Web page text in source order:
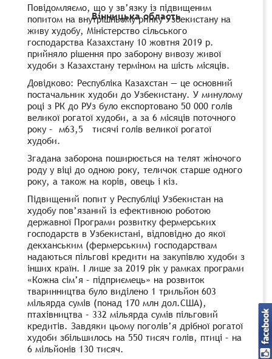
Вінницька область
Повідомляємо, що у зв’язку із підвищеним
попитом на внутрішньому ринку Узбекистану на
живу худобу, Міністерство сільського
господарства Казахстану 10 жовтня 2019 р.
прийняло рішення про заборону вивозу живої
худоби з Казахстану терміном на шість місяців.
Довідково: Республіка Казахстан — це основний
постачальник худоби до Узбекистану. У минулому
році з РК до РУз було експортовано 50 000 голів
великої рогатої худоби, а за 6 місяців поточного
року – м63,5 тисячі голів великої рогатої
худоби.
Згадана заборона поширюється на телят жіночого
роду у віці до одною року, теличок старше одного
року, а також на корів, овець і кіз.
Підвищений попит у Республіці Узбекистан на
худобу пов’язаний із ефективною роботою
державної Програми розвитку фермерських
господарств в Узбекистані, відповідно до якої
декханським (фермерським) господарствам
надаються пільгові кредити на закупівлю худоби з
інших країн. І лише за 2019 рік у рамках програми
«Кожна сім’я – підприємець» на розвиток
тваринництва було виділено 1 трильйон 603
мільярда сумів (понад 170 млн дол.США),
птахівництва – 332 мільярда сумів пільговий
кредитів. Завдяки цьому поголів’я дрібної рогатої
худоби збільшилось на 550 тисяч голів, птиці – на
6 мільйонів 130 тисяч.